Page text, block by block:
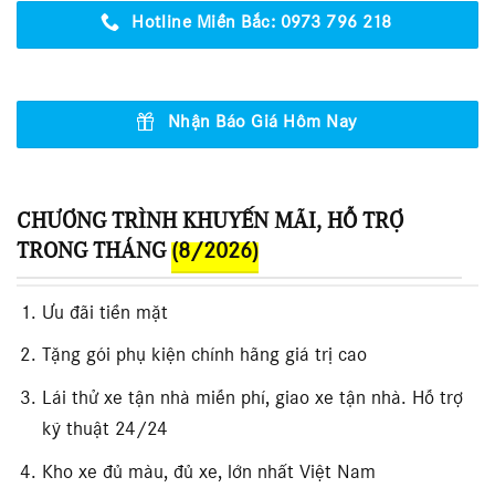
Hotline Miền Bắc: 0973 796 218
Nhận Báo Giá Hôm Nay
CHƯƠNG TRÌNH KHUYẾN MÃI, HỖ TRỢ
TRONG THÁNG (8/2026)
Ưu đãi tiền mặt
Tặng gói phụ kiện chính hãng giá trị cao
Lái thử xe tận nhà miễn phí, giao xe tận nhà. Hỗ trợ
kỹ thuật 24/24
Kho xe đủ màu, đủ xe, lớn nhất Việt Nam